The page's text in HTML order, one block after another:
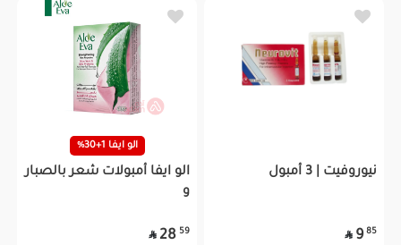
نيوروفيت | 3 أمبول
85
9

الو ايفا 1+30%
الو ايفا أمبولات شعر بالصبار
و
59
28
